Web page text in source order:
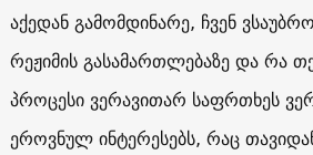
აქედან გამომდინარე, ჩვენ
რეჟიმის გასამართლებაზე და რა
პროცესი ვერავითარ საფრთხეს ვერ
ეროვნულ ინტერესებს, რაც